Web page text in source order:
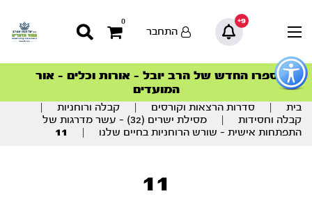
כפתור
לפתיחת
תפריט
9+
0
התחבר
סדרות הפודקאסטים
הסדרה המובילה החודש – דרך המלך
ספרו החדש של הרב יובל – אורות וכלים – אור
המועדים
הצטרפו למהפכת הבריאות הטבעית >
סדרות הפודקאסטים
הסדרה המובילה החודש – דרך המלך
תוכן
מרכזי
בית סדרות הרצאות וקורסים קבלה ורוחניות
קבלה וחסידות
מסילת ישרים (32) – עשר מדרגות של
התפתחות אישית – שורש הרוחניות בחיים שלנו
11
11